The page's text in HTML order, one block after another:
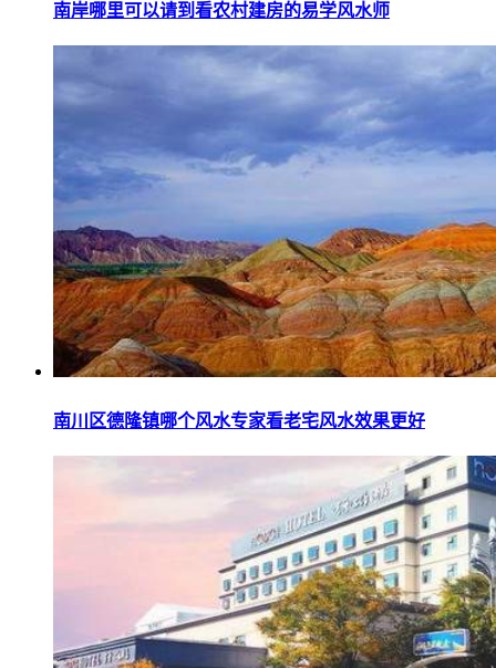
南岸哪里可以请到看农村建房的易学风水师
南川区德隆镇哪个风水专家看老宅风水效果更好